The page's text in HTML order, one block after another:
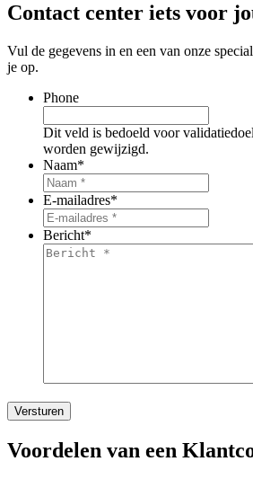
Contact center iets voor
Vul de gegevens in en een van onze
je op.
Phone
Dit veld is bedoeld voor
worden gewijzigd.
Naam*
E-mailadres*
Bericht*
Versturen
Voordelen van een